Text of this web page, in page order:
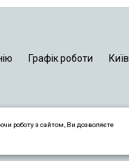
Графік роботи Київ
роботу з сайтом, Ви дозволяєте